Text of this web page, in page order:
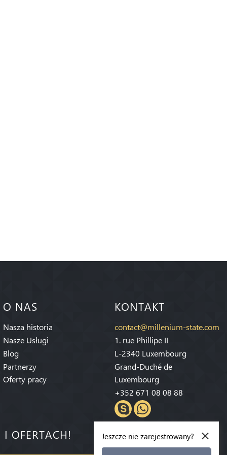
O NAS
Nasza historia
Nasze Usługi
Blog
Partnerzy
Oferty pracy
KONTAKT
contact@millenium-state.com
1. rue Phillipe II
L-2340 Luxembourg
Grand-Duché de
Luxembourg
+352 671 08 08 88
OFERTACH! ×
Jeszcze nie zarejestrowany?